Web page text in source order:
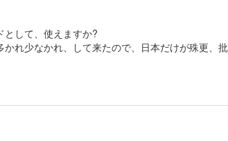
として、使えますか?
れ少なかれ、して来たので、日本だけが殊更、